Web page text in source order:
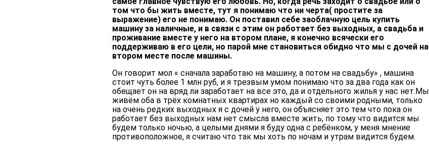
том что бы жить вместе, тут я понимаю что ни черта( простите за
выражение) его не понимаю. Он поставил себе заоблачную цель купить
машину за наличные, и в связи с этим он работает без выходных, а свадьба и
проживание вместе у него на втором плане, я конечно всячески его
поддерживаю в его цели, но парой мне становиться обидно что мы с дочей на
втором месте после машины.
Он говорит мол « сначала заработаю на машину, а потом на свадьбу» , машина
стоит чуть более 1 млн руб, и я трезвым умом понимаю что за два года как он
обещает он на вряд ли заработает на все это, да и отдельного жилья у нас нет.Мы
живём оба в трёх комнатных квартирах но каждый со своими родными, только
на очень редких выходных я с дочей у него, он объясняет это тем что пока он
работает без выходных нам нет смысла вместе жить, по тому что видится мы
будем только ночью, а целыми днями я буду одна с ребёнком, у меня мнение
противоположное, я считаю что так мы хоть по ночам и утрам видится будем.